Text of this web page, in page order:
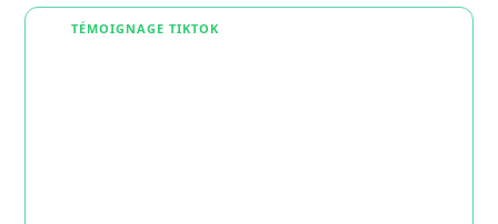
TÉMOIGNAGE TIKTOK